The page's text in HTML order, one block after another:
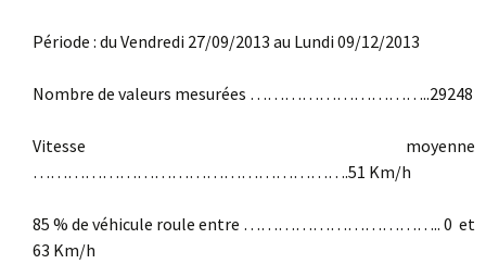
Période : du Vendredi 27/09/2013 au Lundi 09/12/2013
Nombre de valeurs mesurées …………………………..29248
Vitesse moyenne
……………………………………………….51 Km/h
85 % de véhicule roule entre …………………………….. 0 et
63 Km/h